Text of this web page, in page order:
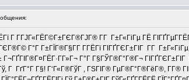
Г Г­ГЈГ«ГЁГ©Г±ГЄГ®ГЈГ® Г­Г Г±Г«ГіГµ ГЁ
Г°Г Г±ГЇГ®Г§Г­Г Г­ГЁГї ГІГҐГЄГ±ГІГ Г­Г
Г°Г Г§ГЎГ®Г°Г®Г¬
Г ГґГ°Г Г§! Г‘Г«Г®ГўГ , ГЅГІГ® ГµГ®Г°Г®ГёГ®,